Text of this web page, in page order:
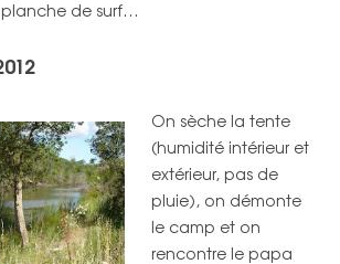
planche de surf…
On sèche la tente
(humidité intérieur et
extérieur, pas de
pluie), on démonte
le camp et on
rencontre le papa